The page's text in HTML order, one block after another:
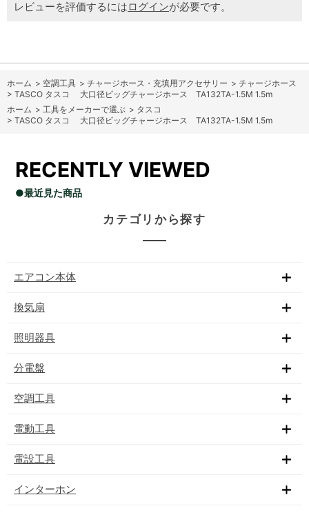
レビューを評価するにはログインが必要です。
ホーム > 空調工具 > チャージホース・充填用アクセサリー > チャージホース
> TASCO タスコ 大口径ビッグチャージホース TA132TA-1.5M 1.5m
ホーム > 工具をメーカーで選ぶ > タスコ
> TASCO タスコ 大口径ビッグチャージホース TA132TA-1.5M 1.5m
RECENTLY VIEWED
●最近見た商品
カテゴリから探す
エアコン本体
換気扇
照明器具
分電盤
空調工具
電動工具
電設工具
インターホン